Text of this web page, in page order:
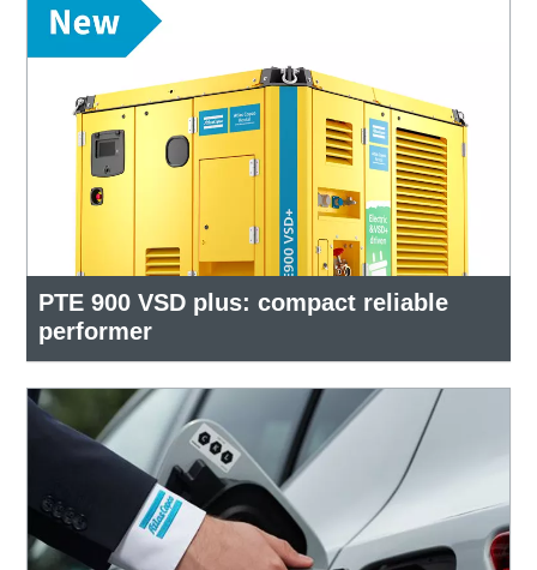
PTE 900 VSD plus: compact reliable
performer